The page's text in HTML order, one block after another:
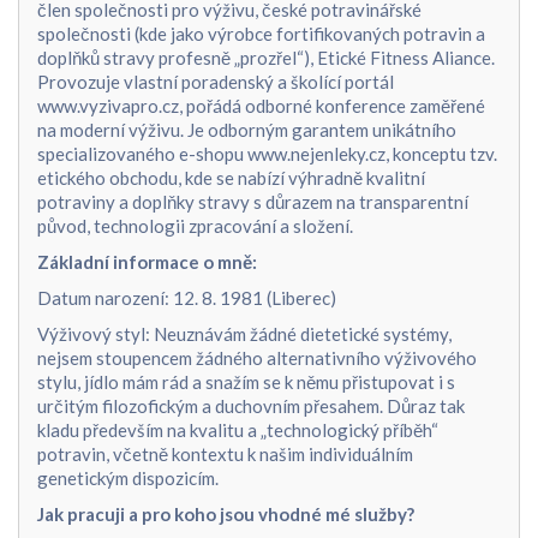
člen společnosti pro výživu, české potravinářské
společnosti (kde jako výrobce fortifikovaných potravin a
doplňků stravy profesně „prozřel“), Etické Fitness Aliance.
Provozuje vlastní poradenský a školící portál
www.vyzivapro.cz, pořádá odborné konference zaměřené
na moderní výživu. Je odborným garantem unikátního
specializovaného e-shopu www.nejenleky.cz, konceptu tzv.
etického obchodu, kde se nabízí výhradně kvalitní
potraviny a doplňky stravy s důrazem na transparentní
původ, technologii zpracování a složení.
Základní informace o mně:
Datum narození: 12. 8. 1981 (Liberec)
Výživový styl: Neuznávám žádné dietetické systémy,
nejsem stoupencem žádného alternativního výživového
stylu, jídlo mám rád a snažím se k němu přistupovat i s
určitým filozofickým a duchovním přesahem. Důraz tak
kladu především na kvalitu a „technologický příběh“
potravin, včetně kontextu k našim individuálním
genetickým dispozicím.
Jak pracuji a pro koho jsou vhodné mé služby?